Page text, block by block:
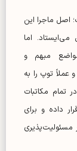
اصل ماجرا این
می‌ایستاد. اما
مواضع مبهم و
عملاً توپ را به
تمام مکاتبات
داده و برای
مسئولیت‌پذیری